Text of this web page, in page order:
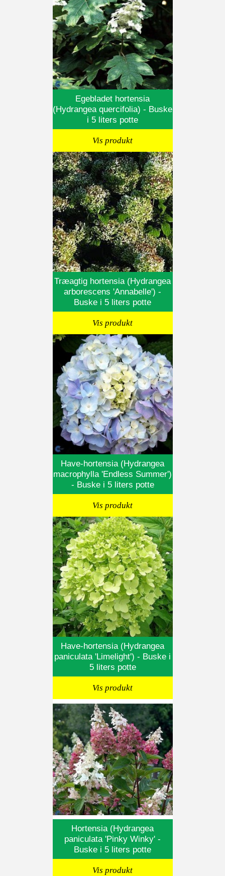
Egebladet hortensia
(Hydrangea quercifolia) - Buske
i 5 liters potte
Vis produkt
Træagtig hortensia (Hydrangea
arborescens 'Annabelle') -
Buske i 5 liters potte
Vis produkt
Have-hortensia (Hydrangea
macrophylla 'Endless Summer')
- Buske i 5 liters potte
Vis produkt
Have-hortensia (Hydrangea
paniculata 'Limelight') - Buske i
5 liters potte
Vis produkt
Hortensia (Hydrangea
paniculata 'Pinky Winky' -
Buske i 5 liters potte
Vis produkt